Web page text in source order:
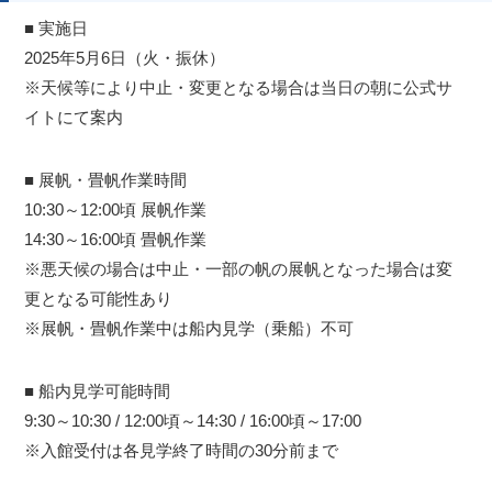
■ 実施日
2025年5月6日（火・振休）
※天候等により中止・変更となる場合は当日の朝に公式サ
イトにて案内
■ 展帆・畳帆作業時間
10:30～12:00頃 展帆作業
14:30～16:00頃 畳帆作業
※悪天候の場合は中止・一部の帆の展帆となった場合は変
更となる可能性あり
※展帆・畳帆作業中は船内見学（乗船）不可
■ 船内見学可能時間
9:30～10:30 / 12:00頃～14:30 / 16:00頃～17:00
※入館受付は各見学終了時間の30分前まで